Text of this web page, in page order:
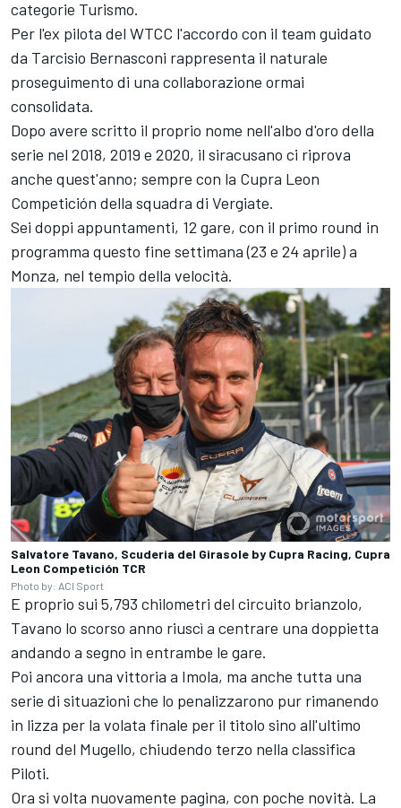
categorie Turismo.
Per l'ex pilota del WTCC l'accordo con il team guidato
da Tarcisio Bernasconi rappresenta il naturale
proseguimento di una collaborazione ormai
consolidata.
Dopo avere scritto il proprio nome nell'albo d'oro della
serie nel 2018, 2019 e 2020, il siracusano ci riprova
anche quest'anno; sempre con la Cupra Leon
Competición della squadra di Vergiate.
Sei doppi appuntamenti, 12 gare, con il primo round in
programma questo fine settimana (23 e 24 aprile) a
Monza, nel tempio della velocità.
Salvatore Tavano, Scuderia del Girasole by Cupra Racing, Cupra
Leon Competición TCR
Photo by: ACI Sport
E proprio sui 5,793 chilometri del circuito brianzolo,
Tavano lo scorso anno riuscì a centrare una doppietta
andando a segno in entrambe le gare.
Poi ancora una vittoria a Imola, ma anche tutta una
serie di situazioni che lo penalizzarono pur rimanendo
in lizza per la volata finale per il titolo sino all'ultimo
round del Mugello, chiudendo terzo nella classifica
Piloti.
Ora si volta nuovamente pagina, con poche novità. La